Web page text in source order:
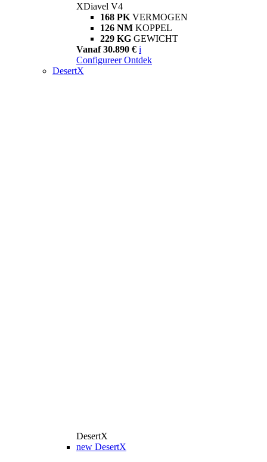
XDiavel V4
168 PK VERMOGEN
126 NM KOPPEL
229 KG GEWICHT
Vanaf 30.890 € i
Configureer Ontdek
DesertX
DesertX
new DesertX